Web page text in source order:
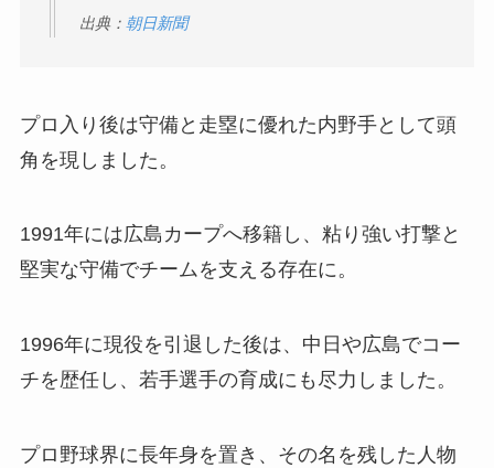
出典： 朝日新聞
プロ入り後は守備と走塁に優れた内野手として頭
角を現しました。
1991年には広島カープへ移籍し、粘り強い打撃と
堅実な守備でチームを支える存在に。
1996年に現役を引退した後は、中日や広島でコー
チを歴任し、若手選手の育成にも尽力しました。
プロ野球界に長年身を置き、その名を残した人物